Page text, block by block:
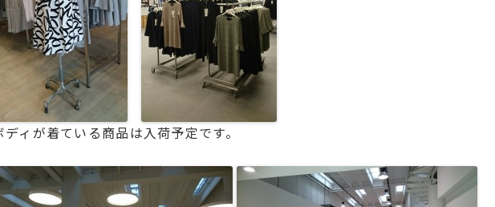
ディが着ている商品は入荷予定です。